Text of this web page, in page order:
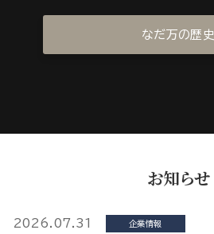
なだ万の歴史
お知らせ
2026.07.31 企業情報